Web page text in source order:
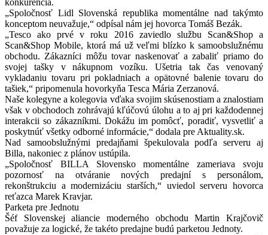
konkurencia.
„Spoločnosť Lidl Slovenská republika momentálne nad takýmto
konceptom neuvažuje,“ odpísal nám jej hovorca Tomáš Bezák.
„Tesco ako prvé v roku 2016 zaviedlo službu Scan&Shop a
Scan&Shop Mobile, ktorá má už veľmi blízko k samoobslužnému
obchodu. Zákazníci môžu tovar naskenovať a zabaliť priamo do
svojej tašky v nákupnom vozíku. Ušetria tak čas venovaný
vykladaniu tovaru pri pokladniach a opätovné balenie tovaru do
tašiek,“ pripomenula hovorkyňa Tesca Mária Zerzanová.
Naše kolegyne a kolegovia vďaka svojim skúsenostiam a znalostiam
však v obchodoch zohrávajú kľúčovú úlohu a to aj pri každodennej
interakcii so zákazníkmi. Dokážu im pomôcť, poradiť, vysvetliť a
poskytnúť všetky odborné informácie,“ dodala pre Aktuality.sk.
Nad samoobslužnými predajňami špekulovala podľa serveru aj
Billa, nakoniec z plánov ustúpila.
„Spoločnosť BILLA Slovensko momentálne zameriava svoju
pozornosť na otváranie nových predajní s personálom,
rekonštrukciu a modernizáciu starších,“ uviedol serveru hovorca
reťazca Marek Kravjar.
Parketa pre Jednotu
Šéf Slovenskej aliancie moderného obchodu Martin Krajčovič
považuje za logické, že takéto predajne budú parketou Jednoty.